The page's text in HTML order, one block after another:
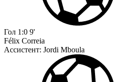
Гол 1:0 9'
Félix Correia
Ассистент: Jordi Mboula